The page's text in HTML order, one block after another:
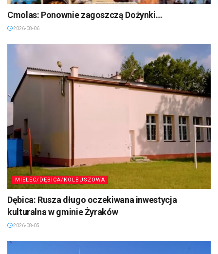
Cmolas: Ponownie zagoszczą Dożynki…
2026-08-06
MIELEC/DĘBICA/KOLBUSZOWA
Dębica: Rusza długo oczekiwana inwestycja
kulturalna w gminie Żyraków
2026-08-05